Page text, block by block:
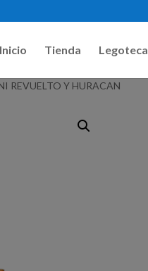
Inicio Tienda Legoteca
REVUELTO Y HURACAN